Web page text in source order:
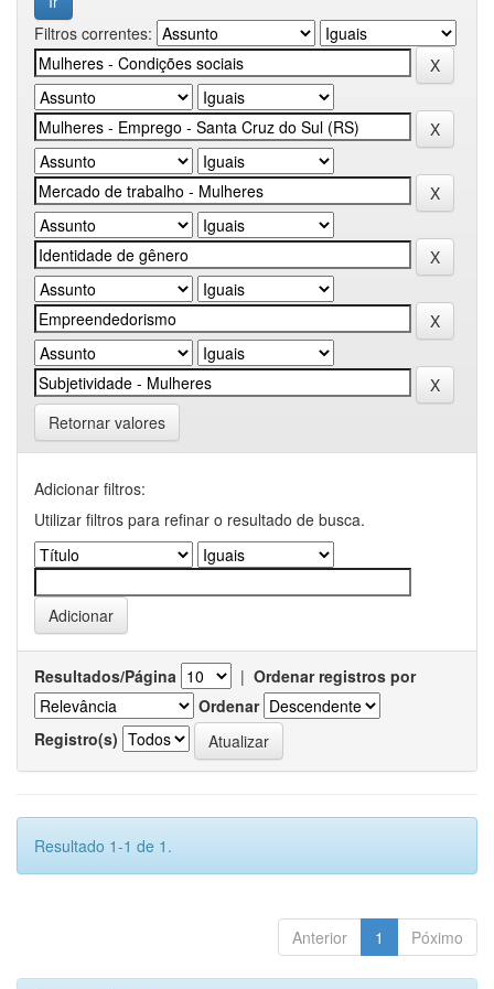
Filtros correntes:
Retornar valores
Adicionar filtros:
Utilizar filtros para refinar o resultado de busca.
Resultados/Página | Ordenar registros por
Ordenar
Registro(s)
Resultado 1-1 de 1.
Anterior 1 Póximo